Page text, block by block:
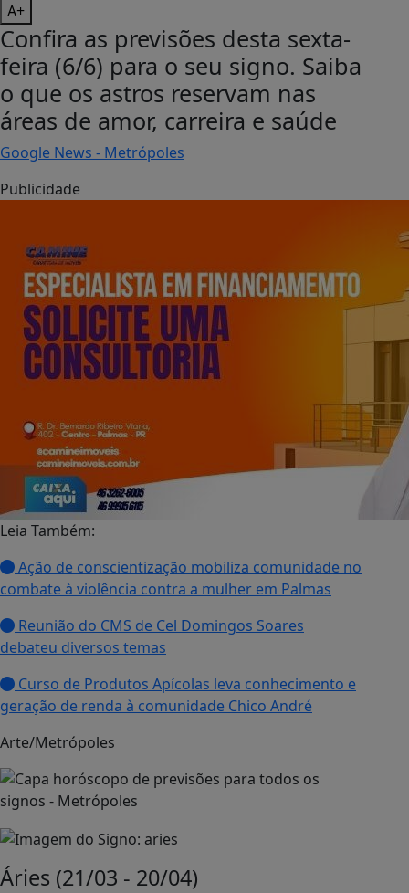
A+
Confira as previsões desta sexta-
feira (6/6) para o seu signo. Saiba
o que os astros reservam nas
áreas de amor, carreira e saúde
Google News - Metrópoles
Publicidade
Leia Também:
Ação de conscientização mobiliza comunidade no
combate à violência contra a mulher em Palmas
Reunião do CMS de Cel Domingos Soares
debateu diversos temas
Curso de Produtos Apícolas leva conhecimento e
geração de renda à comunidade Chico André
Arte/Metrópoles
Áries (21/03 - 20/04)